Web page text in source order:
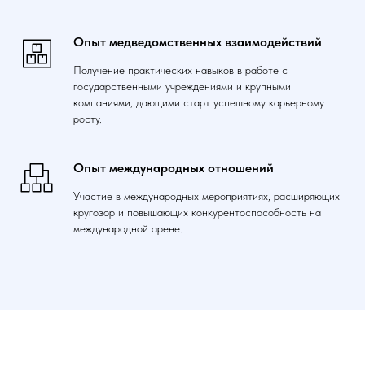
Опыт медведомственных взаимодействий
Получение практических навыков в работе с
государственными учреждениями и крупными
компаниями, дающими старт успешному карьерному
росту.
Опыт международных отношений
Участие в международных мероприятиях, расширяющих
кругозор и повышающих конкурентоспособность на
международной арене.